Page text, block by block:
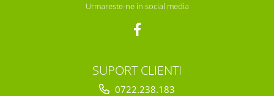
Urmareste-ne in social media
SUPORT CLIENTI
0722.238.183